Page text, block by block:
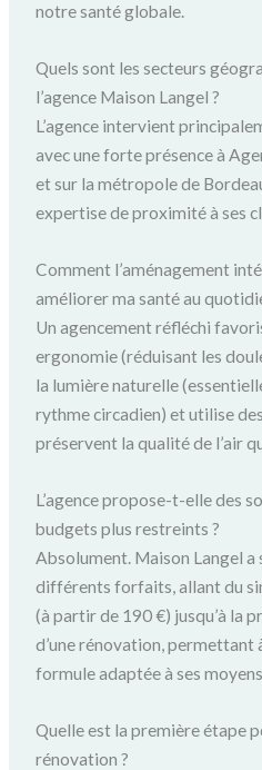
notre santé globale.
Quels sont les secteurs
l’agence Maison Langel ?
L’agence intervient
avec une forte présence à
et sur la métropole de
expertise de proximité à ses
Comment l’aménagement
améliorer ma santé au
Un agencement réfléchi
ergonomie (réduisant les
la lumière naturelle
rythme circadien) et utilise
préservent la qualité de l’air
L’agence propose-t-elle des
budgets plus restreints ?
Absolument. Maison Langel
différents forfaits, allant du
(à partir de 190 €) jusqu’à la
d’une rénovation, permettant
formule adaptée à ses
Quelle est la première étape
rénovation ?